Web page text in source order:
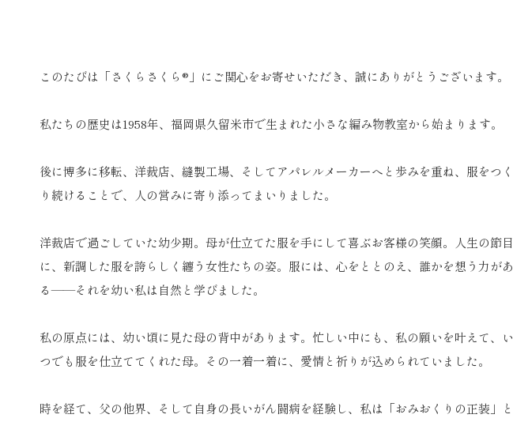
このたびは「さくらさくら®」にご関心をお寄せいただき、誠にありがとうございます。
私たちの歴史は1958年、福岡県久留米市で生まれた小さな編み物教室から始まります。
後に博多に移転、洋裁店、縫製工場、そしてアパレルメーカーへと歩みを重ね、服をつく
り続けることで、人の営みに寄り添ってまいりました。
洋裁店で過ごしていた幼少期。母が仕立てた服を手にして喜ぶお客様の笑顔。人生の節目
に、新調した服を誇らしく纏う女性たちの姿。服には、心をととのえ、誰かを想う力があ
る――それを幼い私は自然と学びました。
私の原点には、幼い頃に見た母の背中があります。忙しい中にも、私の願いを叶えて、い
つでも服を仕立ててくれた母。その一着一着に、愛情と祈りが込められていました。
時を経て、父の他界、そして自身の長いがん闘病を経験し、私は「おみおくりの正装」と